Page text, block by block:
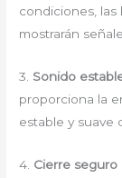
condiciones, las
mostrarán
3. Sonido
proporciona la
estable y suave
4. Cierre